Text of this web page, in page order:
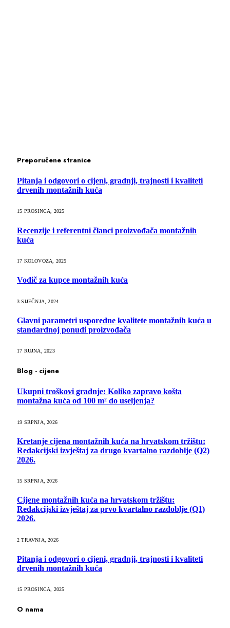
Preporučene stranice
Pitanja i odgovori o cijeni, gradnji, trajnosti i kvaliteti
drvenih montažnih kuća
15 PROSINCA, 2025
Recenzije i referentni članci proizvođača montažnih
kuća
17 KOLOVOZA, 2025
Vodič za kupce montažnih kuća
3 SIJEČNJA, 2024
Glavni parametri usporedne kvalitete montažnih kuća u
standardnoj ponudi proizvođača
17 RUJNA, 2023
Blog - cijene
Ukupni troškovi gradnje: Koliko zapravo košta
montažna kuća od 100 m² do useljenja?
19 SRPNJA, 2026
Kretanje cijena montažnih kuća na hrvatskom tržištu:
Redakcijski izvještaj za drugo kvartalno razdoblje (Q2)
2026.
15 SRPNJA, 2026
Cijene montažnih kuća na hrvatskom tržištu:
Redakcijski izvještaj za prvo kvartalno razdoblje (Q1)
2026.
2 TRAVNJA, 2026
Pitanja i odgovori o cijeni, gradnji, trajnosti i kvaliteti
drvenih montažnih kuća
15 PROSINCA, 2025
O nama